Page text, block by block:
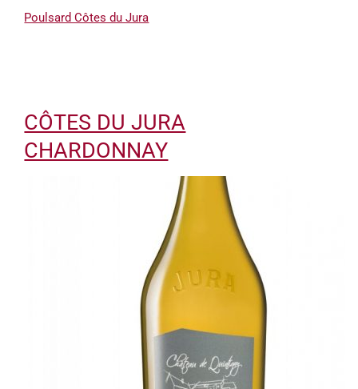
Poulsard Côtes du Jura
CÔTES DU JURA
CHARDONNAY